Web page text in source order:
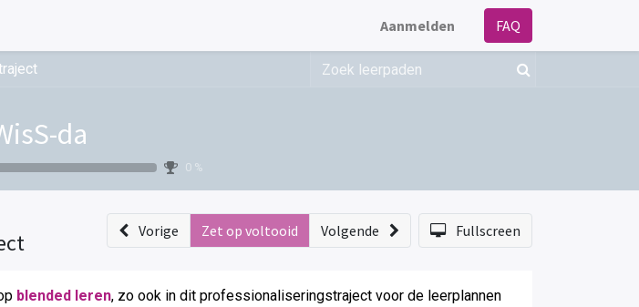
Aanmelden FAQ
da
0 %
Vorige Zet op voltooid Volgende Fullscreen
blended leren, zo ook in dit professionaliseringstraject voor de leerplannen